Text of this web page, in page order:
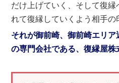
だけ上げていく、そして復
れて復縁していくよう相手の
それが御前崎、御前崎エリ
の専門会社である、復縁屋株